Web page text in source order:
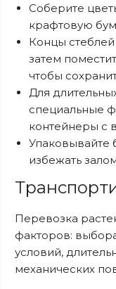
Соберите
крафтовую
Концы
затем
чтобы
Для
специальные
контейнеры с
Упаковывайте
избежать
Перевозка
факторов:
условий,
механических